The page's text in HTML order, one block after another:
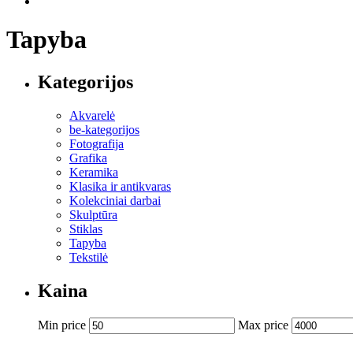
Tapyba
Kategorijos
Akvarelė
be-kategorijos
Fotografija
Grafika
Keramika
Klasika ir antikvaras
Kolekciniai darbai
Skulptūra
Stiklas
Tapyba
Tekstilė
Kaina
Min price Max price